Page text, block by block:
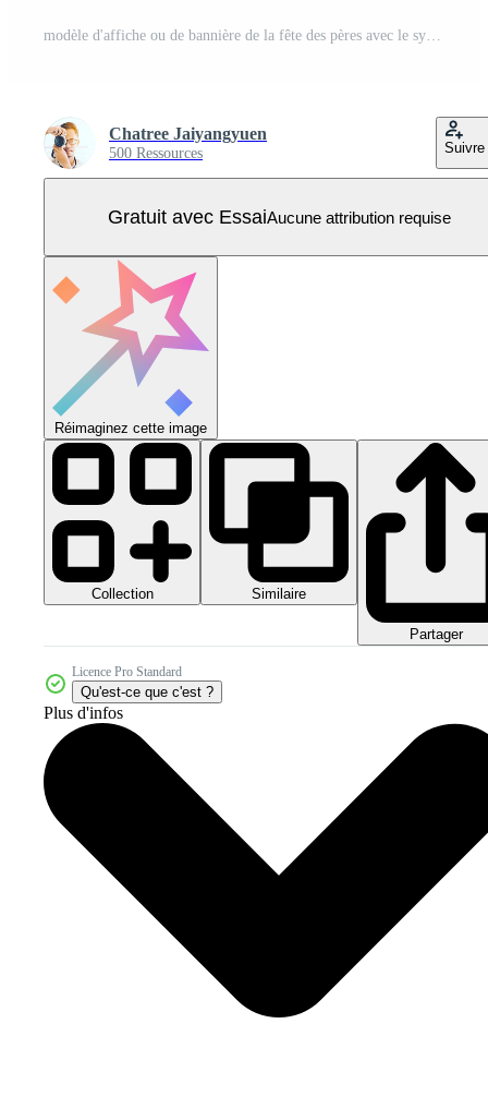
modèle d'affiche ou de bannière de la fête des pères avec le symbole de papa du chapeau, des lunettes et de la moustache.salutations et cadeaux pour la fête des pères dans un style plat.modèle de promotion et de shopping pour papa amoureux Vecteur Pro
Chatree Jaiyangyuen
500 Ressources Suivre
Gratuit avec EssaiAucune attribution requise
Réimaginez cette image
Collection Similaire
Partager
Licence Pro Standard
Qu'est-ce que c'est ?
Plus d'infos